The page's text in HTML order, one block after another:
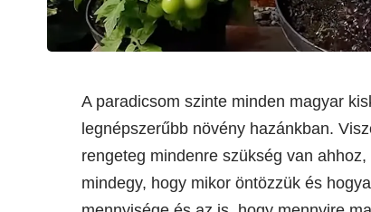
A paradicsom szinte minden magyar
legnépszerűbb növény hazánkban.
rengeteg mindenre szükség van
mindegy, hogy mikor öntözzük és